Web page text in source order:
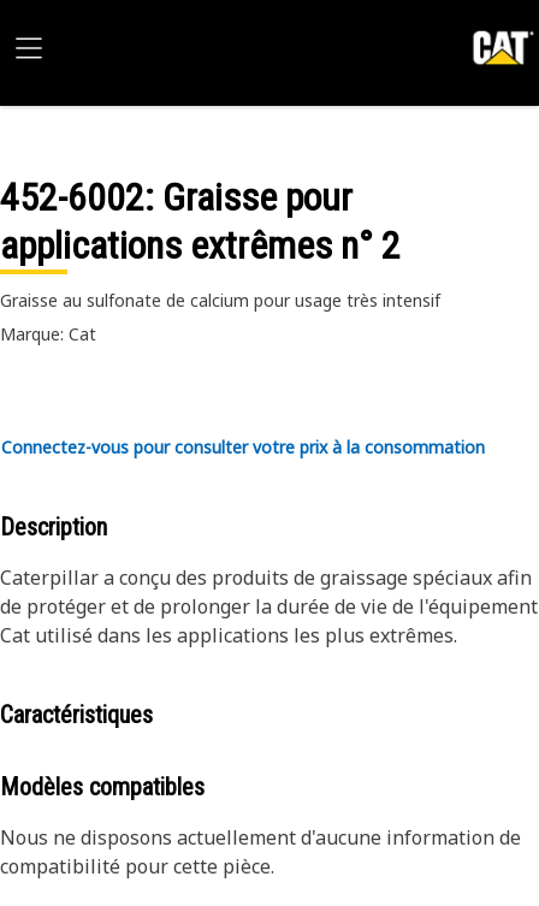
452-6002: Graisse pour
applications extrêmes n° 2
Graisse au sulfonate de calcium pour usage très intensif
Marque: Cat
Connectez-vous pour consulter votre prix à la consommation
Description
Caterpillar a conçu des produits de graissage spéciaux afin
de protéger et de prolonger la durée de vie de l'équipement
Cat utilisé dans les applications les plus extrêmes.
Caractéristiques
Modèles compatibles
Nous ne disposons actuellement d'aucune information de
compatibilité pour cette pièce.